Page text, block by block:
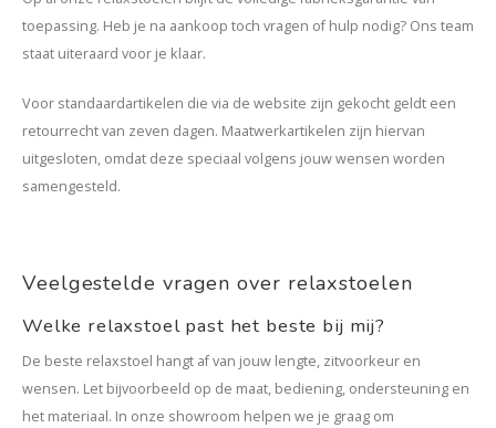
toepassing. Heb je na aankoop toch vragen of hulp nodig? Ons team
staat uiteraard voor je klaar.
Voor standaardartikelen die via de website zijn gekocht geldt een
retourrecht van zeven dagen. Maatwerkartikelen zijn hiervan
uitgesloten, omdat deze speciaal volgens jouw wensen worden
samengesteld.
Veelgestelde vragen over relaxstoelen
Welke relaxstoel past het beste bij mij?
De beste relaxstoel hangt af van jouw lengte, zitvoorkeur en
wensen. Let bijvoorbeeld op de maat, bediening, ondersteuning en
het materiaal. In onze showroom helpen we je graag om